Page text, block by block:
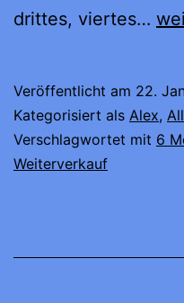
drittes, viertes…
Veröffentlicht am 22.
Kategorisiert als Alex,
Verschlagwortet mit 6
Weiterverkauf